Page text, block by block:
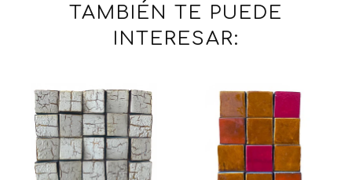
TAMBIÉN TE PUEDE
INTERESAR: